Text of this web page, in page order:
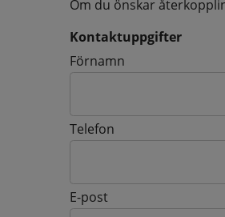
Om du önskar
Kontaktuppgifter
Kontaktuppgifter
Förnamn
Telefon
E-post